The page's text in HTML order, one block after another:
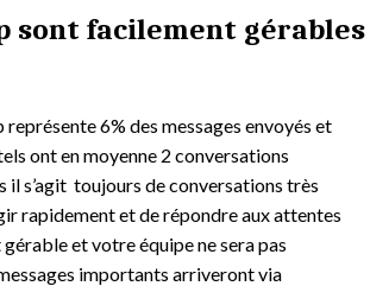
sont facilement gérables
6% des messages envoyés et
ont en moyenne 2 conversations
il s’agit toujours de conversations très
rapidement et de répondre aux attentes
et votre équipe ne sera pas
importants arriveront via